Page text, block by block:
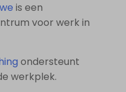
is een
voor werk in
ondersteunt
werkplek.